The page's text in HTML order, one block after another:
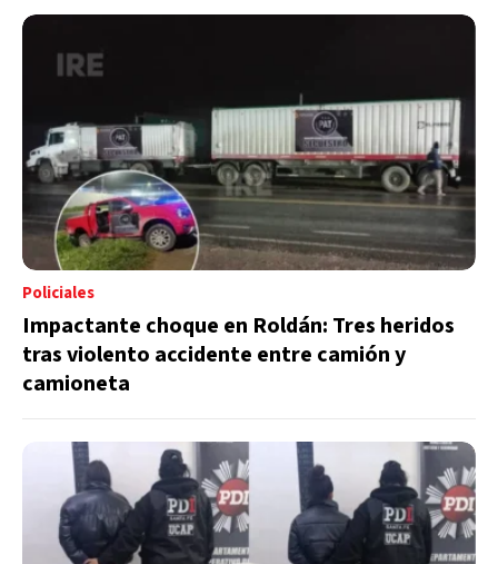
Policiales
Impactante choque en Roldán: Tres heridos
tras violento accidente entre camión y
camioneta